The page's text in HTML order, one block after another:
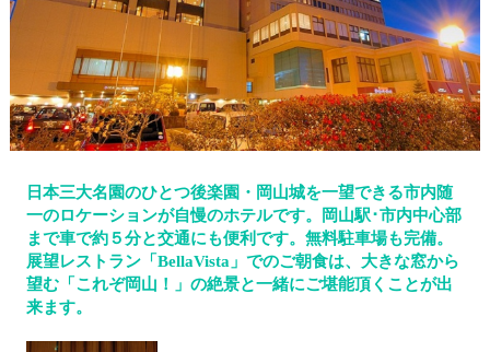
日本三大名園のひとつ後楽園・岡山城を一望できる市内随
一のロケーションが自慢のホテルです。岡山駅･市内中心部
まで車で約５分と交通にも便利です。無料駐車場も完備。
展望レストラン「BellaVista」でのご朝食は、大きな窓から
望む「これぞ岡山！」の絶景と一緒にご堪能頂くことが出
来ます。